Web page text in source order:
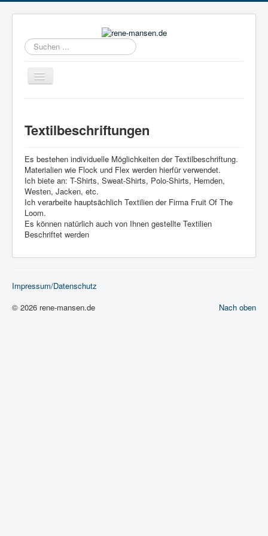
Suchen
...
Navigation
an/aus
Textilbeschriftungen
Drucksachen
Webdienstleitungen
Stempel
Textilbeschriftungen
Es bestehen individuelle Möglichkeiten der Textilbeschriftung.
Materialien wie Flock und Flex werden hierfür verwendet.
Ich biete an: T-Shirts, Sweat-Shirts, Polo-Shirts, Hemden,
Westen, Jacken, etc.
Ich verarbeite hauptsächlich Textilien der Firma Fruit Of The
Loom.
Es können natürlich auch von Ihnen gestellte Textilien
Beschriftet werden
Impressum/Datenschutz
Nach oben
© 2026 rene-mansen.de